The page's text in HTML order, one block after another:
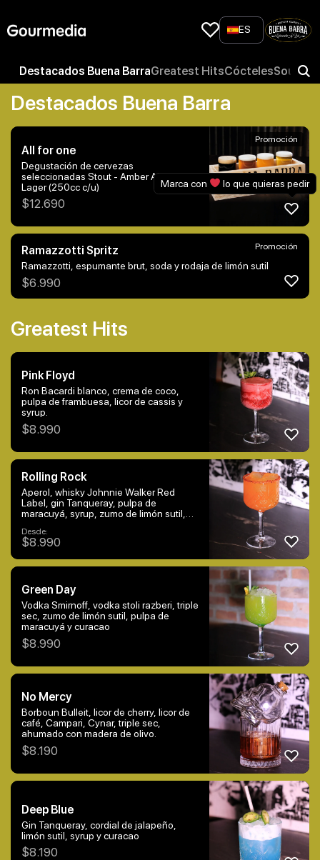
content
ES
Destacados Buena BarraGreatest HitsCóctelesSour
Destacados Buena Barra
All for one
Degustación de cervezas
seleccionadas Stout - Amber Ale - Ipa -
Lager (250cc c/u)
$12.690
Promoción
Ramazzotti Spritz
Ramazzotti, espumante brut, soda y rodaja de limón sutil
$6.990
Promoción
Greatest Hits
Pink Floyd
Ron Bacardi blanco, crema de coco,
pulpa de frambuesa, licor de cassis y
syrup.
$8.990
Rolling Rock
Aperol, whisky Johnnie Walker Red
Label, gin Tanqueray, pulpa de
maracuyá, syrup, zumo de limón sutil,
Desde:
$8.990
Green Day
Vodka Smirnoff, vodka stoli razberi, triple
sec, zumo de limón sutil, pulpa de
maracuyá y curacao
$8.990
No Mercy
Borboun Bulleit, licor de cherry, licor de
café, Campari, Cynar, triple sec,
ahumado con madera de olivo.
$8.190
Deep Blue
Gin Tanqueray, cordial de jalapeño,
limón sutil, syrup y curacao
$8.190
Marca con lo que quieras pedir